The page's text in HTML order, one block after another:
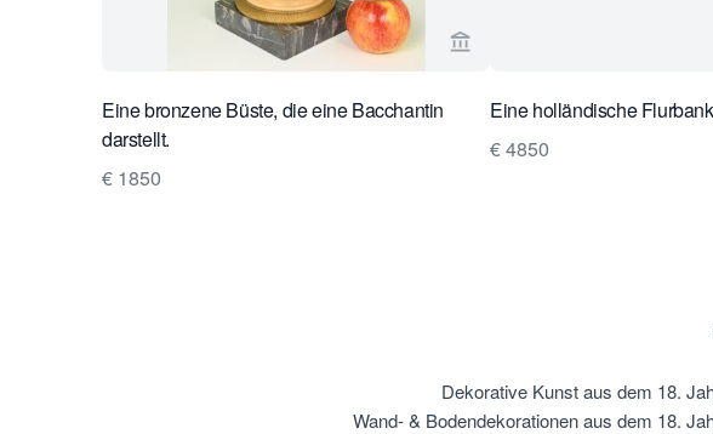
Verkaeuferseite von Limburg
Eine bronzene Büste, die eine Bacchantin
darstellt.
€ 1850
Eine holländische Flurbank
€ 4850
Dekorative Kunst aus dem 18.
Wand- & Bodendekorationen aus dem 18.